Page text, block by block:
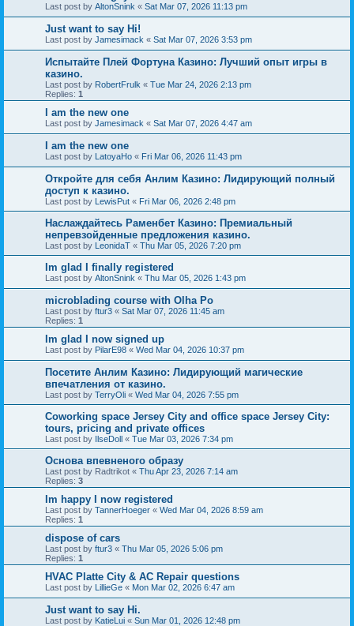
Last post by AltonSnink « Sat Mar 07, 2026 11:13 pm
Just want to say Hi!
Last post by Jamesimack « Sat Mar 07, 2026 3:53 pm
Испытайте Плей Фортуна Казино: Лучший опыт игры в
казино.
Last post by RobertFrulk « Tue Mar 24, 2026 2:13 pm
Replies: 1
I am the new one
Last post by Jamesimack « Sat Mar 07, 2026 4:47 am
I am the new one
Last post by LatoyaHo « Fri Mar 06, 2026 11:43 pm
Откройте для себя Анлим Казино: Лидирующий полный
доступ к казино.
Last post by LewisPut « Fri Mar 06, 2026 2:48 pm
Наслаждайтесь Раменбет Казино: Премиальный
непревзойденные предложения казино.
Last post by LeonidaT « Thu Mar 05, 2026 7:20 pm
Im glad I finally registered
Last post by AltonSnink « Thu Mar 05, 2026 1:43 pm
microblading course with Olha Po
Last post by ftur3 « Sat Mar 07, 2026 11:45 am
Replies: 1
Im glad I now signed up
Last post by PilarE98 « Wed Mar 04, 2026 10:37 pm
Посетите Анлим Казино: Лидирующий магические
впечатления от казино.
Last post by TerryOli « Wed Mar 04, 2026 7:55 pm
Coworking space Jersey City and office space Jersey City:
tours, pricing and private offices
Last post by IlseDoll « Tue Mar 03, 2026 7:34 pm
Основа впевненого образу
Last post by Radtrikot « Thu Apr 23, 2026 7:14 am
Replies: 3
Im happy I now registered
Last post by TannerHoeger « Wed Mar 04, 2026 8:59 am
Replies: 1
dispose of cars
Last post by ftur3 « Thu Mar 05, 2026 5:06 pm
Replies: 1
HVAC Platte City & AC Repair questions
Last post by LillieGe « Mon Mar 02, 2026 6:47 am
Just want to say Hi.
Last post by KatieLui « Sun Mar 01, 2026 12:48 pm